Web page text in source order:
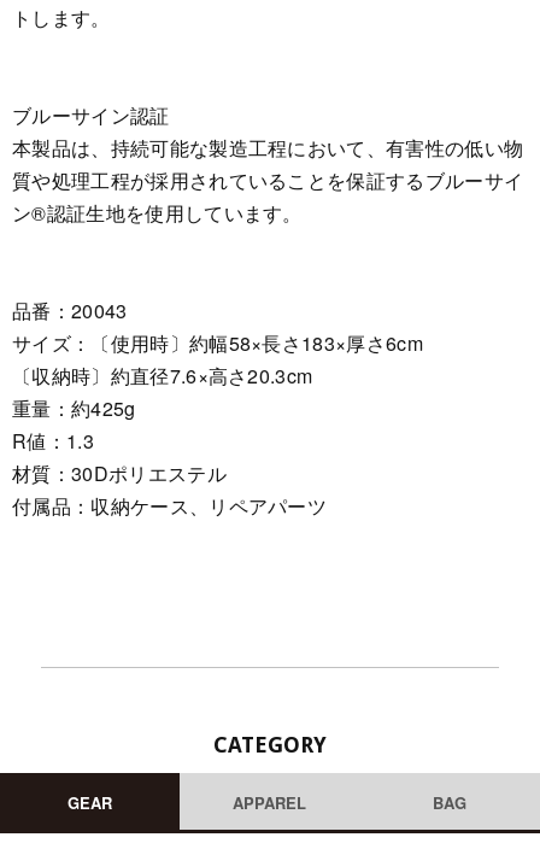
トします。
ブルーサイン認証
本製品は、持続可能な製造工程において、有害性の低い物
質や処理工程が採用されていることを保証するブルーサイ
ン®認証生地を使用しています。
品番：20043
サイズ：〔使用時〕約幅58×長さ183×厚さ6cm
〔収納時〕約直径7.6×高さ20.3cm
重量：約425g
R値：1.3
材質：30Dポリエステル
付属品：収納ケース、リペアパーツ
CATEGORY
GEAR APPAREL BAG